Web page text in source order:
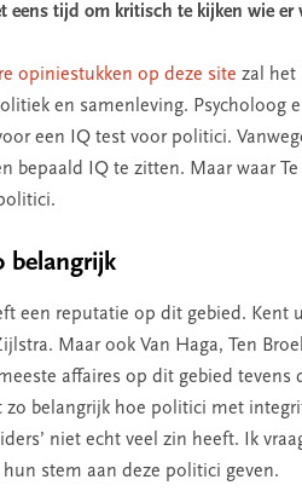
eens tijd om kritisch te kijken wie er
opiniestukken op deze site zal het
en samenleving. Psycholoog
een IQ test voor politici.
bepaald IQ te zitten. Maar waar
belangrijk
een reputatie op dit gebied. Kent
Maar ook Van Haga, Ten
affaires op dit gebied
zo belangrijk hoe politici met
niet echt veel zin heeft. Ik
stem aan deze politici geven.